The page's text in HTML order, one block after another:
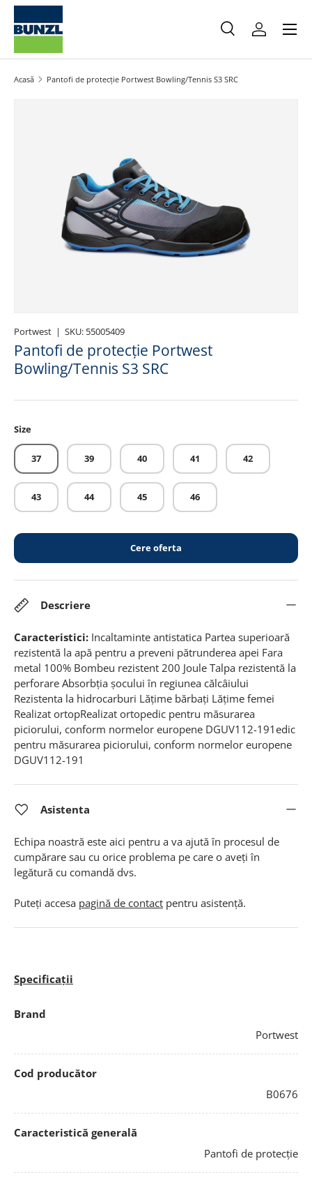
Salt la conținut
Caută
Caută
Meniu
Acasă Pantofi de protecție Portwest Bowling/Tennis S3 SRC
Portwest | SKU: 55005409
Pantofi de protecție Portwest
Bowling/Tennis S3 SRC
Size
37 39 40 41 42
43 44 45 46
Cere oferta
Descriere
Caracteristici: Incaltaminte antistatica Partea superioară
rezistentă la apă pentru a preveni pătrunderea apei Fara
metal 100% Bombeu rezistent 200 Joule Talpa rezistentă la
perforare Absorbția șocului în regiunea călcâiului
Rezistenta la hidrocarburi Lățime bărbați Lățime femei
Realizat ortopRealizat ortopedic pentru măsurarea
piciorului, conform normelor europene DGUV112-191edic
pentru măsurarea piciorului, conform normelor europene
DGUV112-191
Asistenta
Echipa noastră este aici pentru a va ajută în procesul de
cumpărare sau cu orice problema pe care o aveți în
legătură cu comandă dvs.
Puteți accesa pagină de contact pentru asistență.
Specificații
Brand
Portwest
Cod producător
B0676
Caracteristică generală
Pantofi de protecție